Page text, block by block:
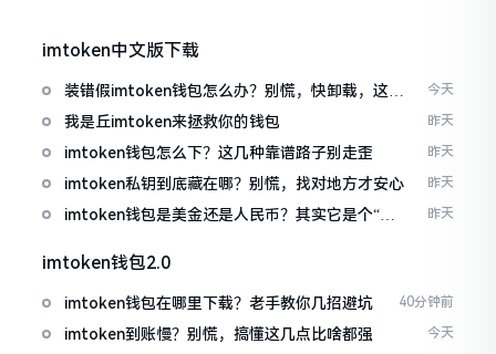
imtoken中文版下载
装错假imtoken钱包怎么办？别慌，快卸载，这几
招能救急
今天
我是丘imtoken来拯救你的钱包 昨天
imtoken钱包怎么下？这几种靠谱路子别走歪 昨天
imtoken私钥到底藏在哪？别慌，找对地方才安心 昨天
imtoken钱包是美金还是人民币？其实它是个“多
昨天
imtoken钱包2.0
imtoken钱包在哪里下载？老手教你几招避坑 40分钟前
imtoken到账慢？别慌，搞懂这几点比啥都强 今天